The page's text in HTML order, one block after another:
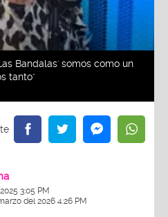
Bandalas' somos como un
tanto"
3:05 PM
del 2026 4:26 PM